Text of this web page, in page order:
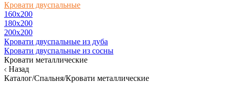
Кровати двуспальные
160х200
180x200
200x200
Кровати двуспальные из дуба
Кровати двуспальные из сосны
Кровати металлические
Назад
Каталог/Спальня/Кровати металлические